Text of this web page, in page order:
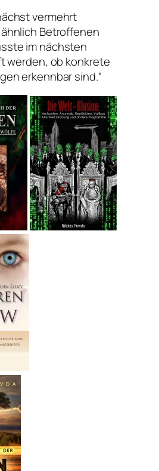
vermehrt
Betroffenen
im nächsten
werden, ob konkrete
erkennbar sind.“